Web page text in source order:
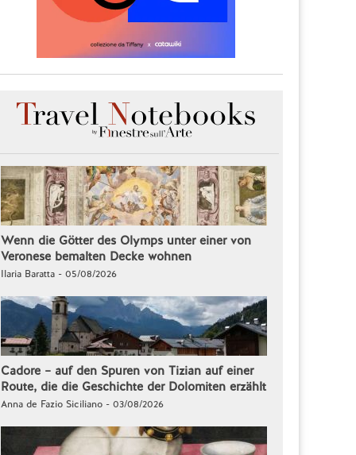
Wenn die Götter des Olymps unter einer von
Veronese bemalten Decke wohnen
Ilaria Baratta - 05/08/2026
Cadore – auf den Spuren von Tizian auf einer
Route, die die Geschichte der Dolomiten erzählt
Anna de Fazio Siciliano - 03/08/2026